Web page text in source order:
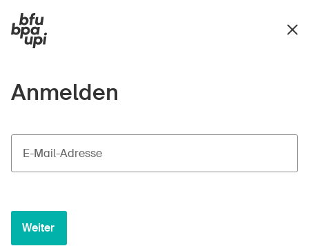
Anmelden
E-Mail-Adresse
Weiter